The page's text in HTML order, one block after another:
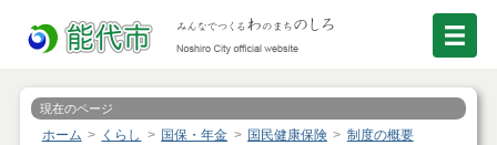
現在のページ
ホーム くらし 国保・年金 国民健康保険
制度の概要